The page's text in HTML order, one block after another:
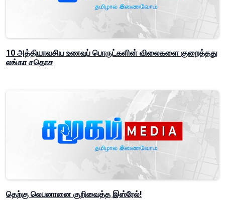
10 அத்தியாவசிய உணவுப் பொருட்களின் விலைகளை குறைத்தது
லங்கா சதொச
தெற்கு லெபனானை குறிவைத்த இஸ்ரேல்!